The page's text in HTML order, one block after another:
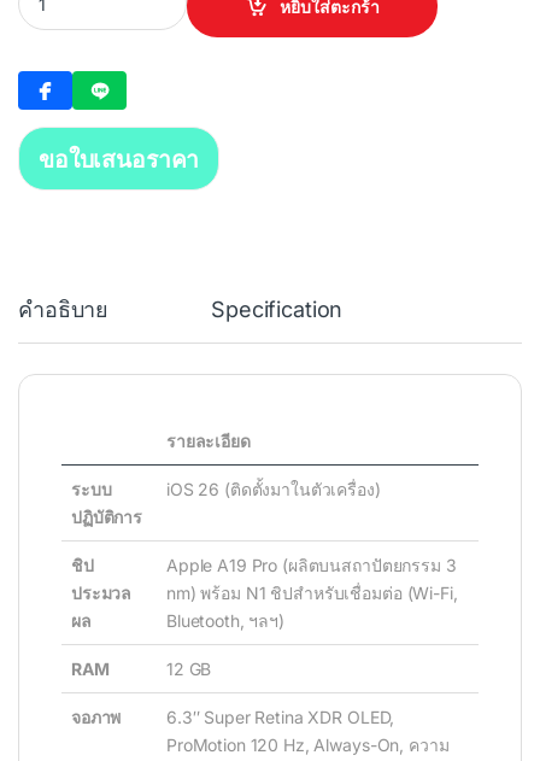
หยิบใส่ตะกร้า
ขอใบเสนอราคา
คำอธิบาย Specification
รายละเอียด
ระบบ
ปฏิบัติการ
iOS 26 (ติดตั้งมาในตัวเครื่อง)
ชิป
ประมวล
ผล
Apple A19 Pro (ผลิตบนสถาปัตยกรรม 3
nm) พร้อม N1 ชิปสำหรับเชื่อมต่อ (Wi-Fi,
Bluetooth, ฯลฯ)
RAM 12 GB
จอภาพ
6.3″ Super Retina XDR OLED,
ProMotion 120 Hz, Always-On, ความ